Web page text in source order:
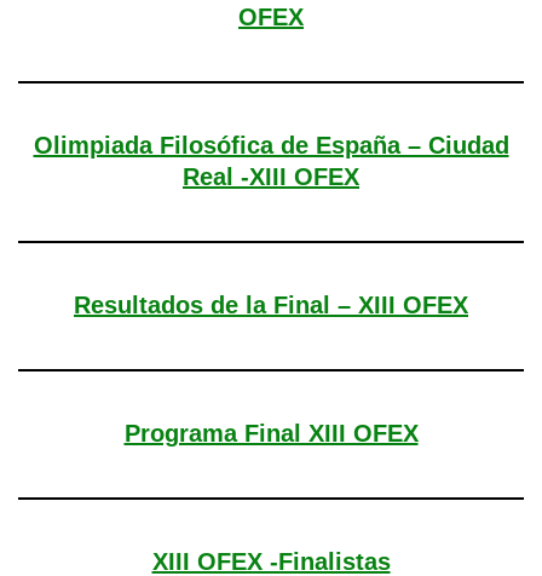
OFEX
Olimpiada Filosófica de España – Ciudad
Real -XIII OFEX
Resultados de la Final – XIII OFEX
Programa Final XIII OFEX
XIII OFEX -Finalistas